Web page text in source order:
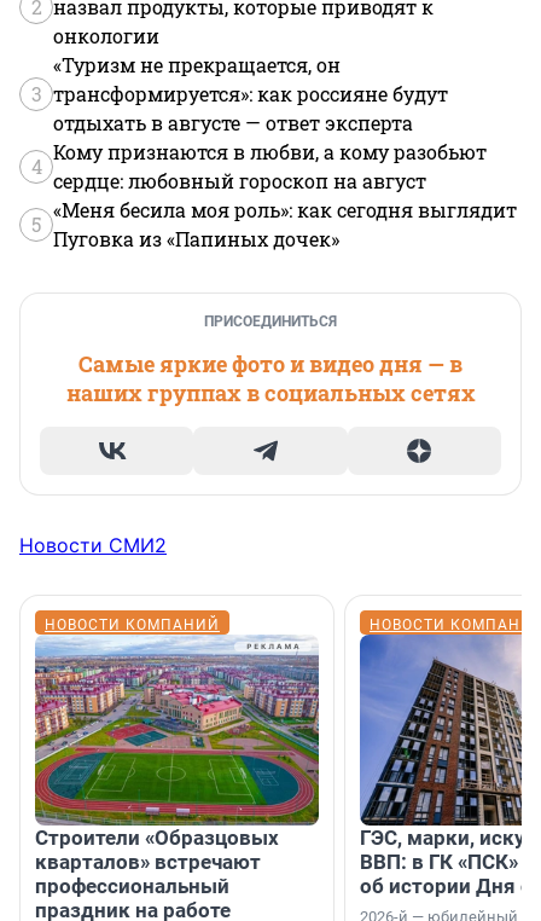
2 назвал продукты, которые приводят к
онкологии
3
«Туризм не прекращается, он
трансформируется»: как россияне будут
отдыхать в августе — ответ эксперта
4
Кому признаются в любви, а кому разобьют
сердце: любовный гороскоп на август
5
«Меня бесила моя роль»: как сегодня выглядит
Пуговка из «Папиных дочек»
ПРИСОЕДИНИТЬСЯ
Самые яркие фото и видео дня — в
наших группах в социальных сетях
Новости СМИ2
НОВОСТИ КОМПАНИЙ
Строители «Образцовых
кварталов» встречают
профессиональный
праздник на работе
НОВОСТИ
ГЭС, марки,
ВВП: в ГК «ПСК»
об истории Дня
2026-й — юбилейный